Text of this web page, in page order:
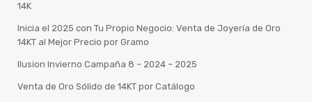
14K
Inicia el 2025 con Tu Propio Negocio: Venta de Joyería de Oro
14KT al Mejor Precio por Gramo
Ilusion Invierno Campaña 8 – 2024 – 2025
Venta de Oro Sólido de 14KT por Catálogo